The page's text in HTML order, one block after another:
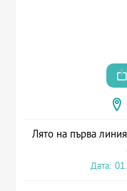
Лято на първа
Дата: